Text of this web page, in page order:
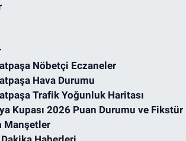
Nöbetçi Eczaneler
Hava Durumu
Trafik Yoğunluk Haritası
Kupası 2026 Puan Durumu ve Fikstür
Manşetler